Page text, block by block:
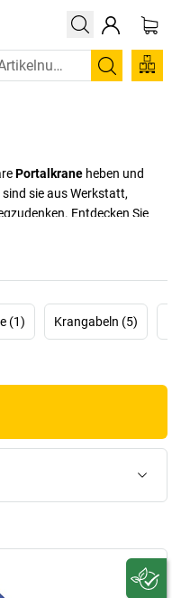
Suchen
Portalkrane heben und
sie aus Werkstatt,
Entdecken Sie
Krane
(1) Krangabeln (5)